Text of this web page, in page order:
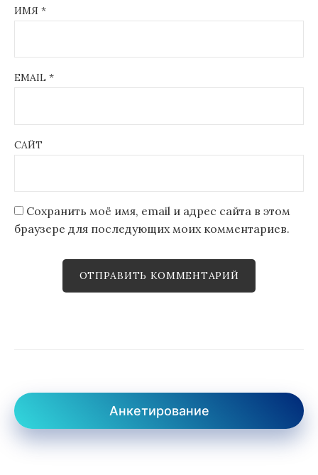
ИМЯ *
EMAIL *
САЙТ
Сохранить моё имя, email и адрес сайта в этом
браузере для последующих моих комментариев.
Анкетирование